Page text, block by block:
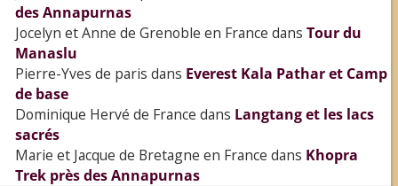
des Annapurnas
Jocelyn et Anne de Grenoble en France dans Tour du
Manaslu
Pierre-Yves de paris dans Everest Kala Pathar et Camp
de base
Dominique Hervé de France dans Langtang et les lacs
sacrés
Marie et Jacque de Bretagne en France dans Khopra
Trek près des Annapurnas